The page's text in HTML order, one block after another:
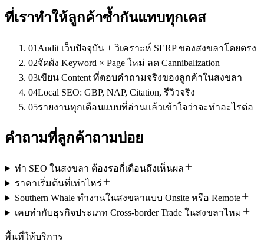
ที่เราทำให้ลูกค้าซ้ำกันแทบทุกเคส
01 Audit เว็บปัจจุบัน + วิเคราะห์ SERP ของสงขลาโดยตรง
02จัดผัง Keyword × Page ใหม่ ลด Cannibalization
03เขียน Content ที่ตอบคำถามจริงของลูกค้าในสงขลา
04Local SEO: GBP, NAP, Citation, รีวิวจริง
05รายงานทุกเดือนแบบที่อ่านแล้วเข้าใจว่าจะทำอะไรต่อ
คำถามที่ลูกค้าถามบ่อย
ทำ SEO ในสงขลา ต้องรอกี่เดือนถึงเห็นผล
ราคาเริ่มต้นที่เท่าไหร่
Southern Whale ทำงานในสงขลาแบบ Onsite หรือ Remote
เคยทำกับธุรกิจประเภท Cross-border Trade ในสงขลาไหม
พื้นที่ให้บริการ